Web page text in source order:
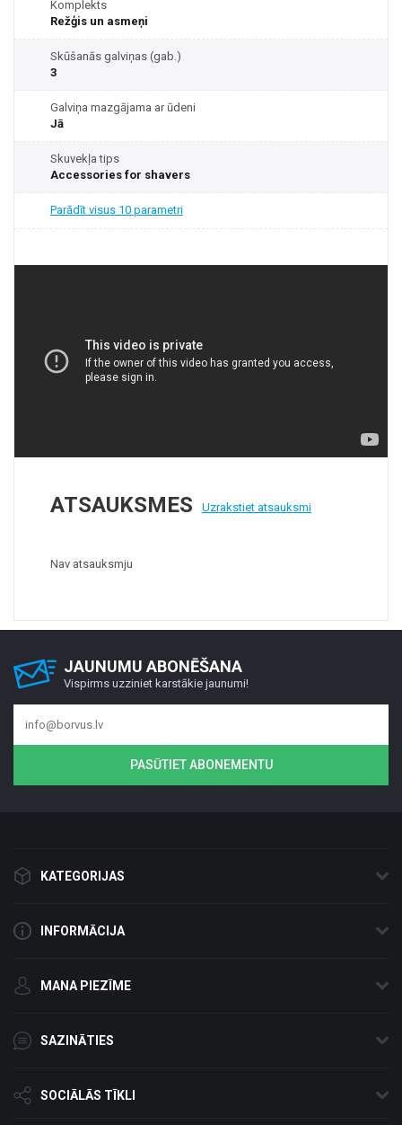
Komplekts
Režģis un asmeņi
Skūšanās galviņas (gab.)
3
Galviņa mazgājama ar ūdeni
Jā
Skuvekļa tips
Accessories for shavers
Parādīt visus 10 parametri
ATSAUKSMES Uzrakstiet atsauksmi
Nav atsauksmju
JAUNUMU ABONĒŠANA
Vispirms uzziniet karstākie jaunumi!
PASŪTIET ABONEMENTU
KATEGORIJAS
INFORMĀCIJA
MANA PIEZĪME
SAZINĀTIES
SOCIĀLĀS TĪKLI